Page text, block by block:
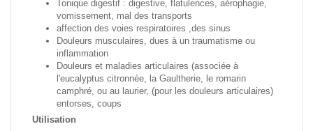
Tonique digestif : digestive, flatulences, aérophagie,
vomissement, mal des transports
affection des voies respiratoires ,des sinus
Douleurs musculaires, dues à un traumatisme ou
inflammation
Douleurs et maladies articulaires (associée à
l'eucalyptus citronnée, la Gaultherie, le romarin
camphré, ou au laurier, (pour les douleurs articulaires)
entorses, coups
Utilisation